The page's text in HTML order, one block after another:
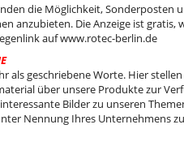
die Möglichkeit, Sonderposten
anzubieten. Die Anzeige ist gratis,
auf www.rotec-berlin.de
als geschriebene Worte. Hier
über unsere Produkte zur
Bilder zu unseren
Nennung Ihres Unternehmens zu